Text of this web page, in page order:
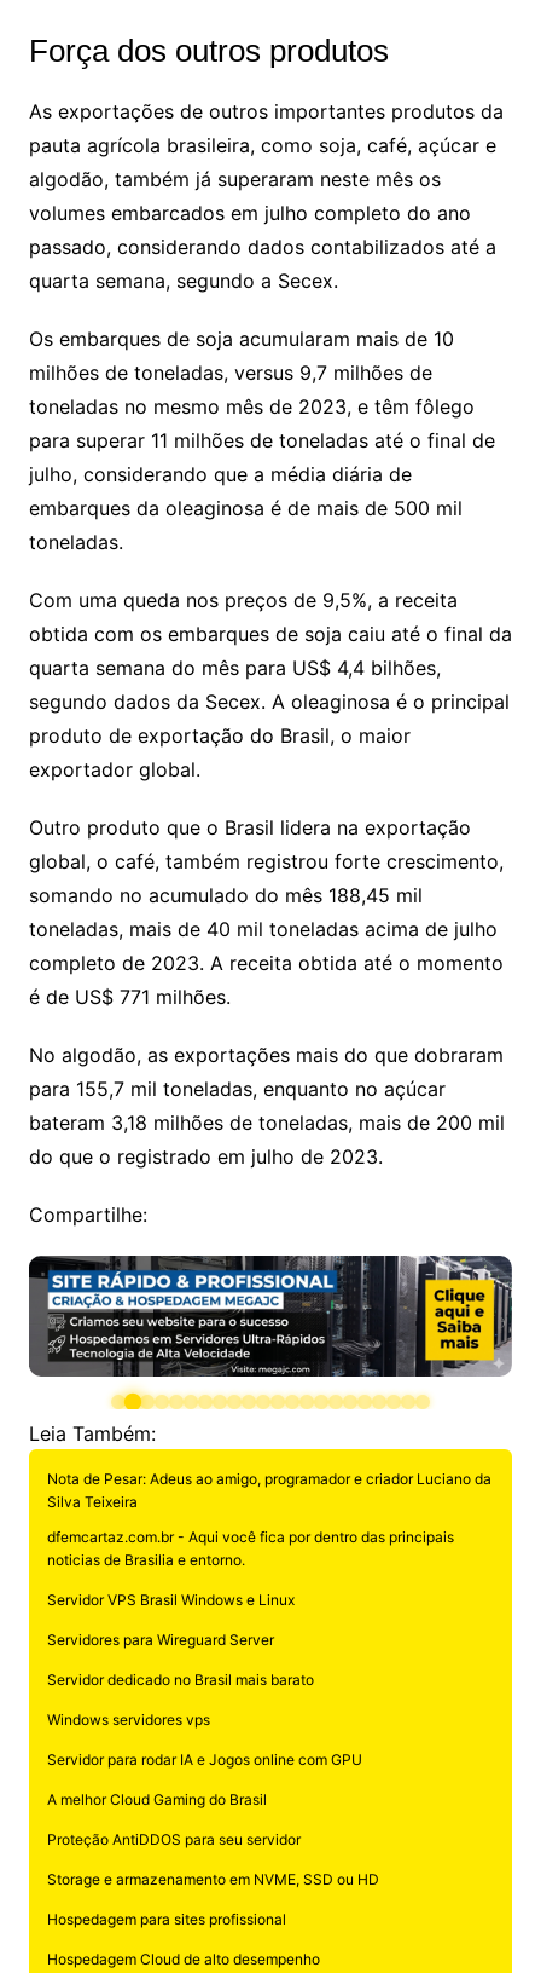
Força dos outros produtos
As exportações de outros importantes produtos da
pauta agrícola brasileira, como soja, café, açúcar e
algodão, também já superaram neste mês os
volumes embarcados em julho completo do ano
passado, considerando dados contabilizados até a
quarta semana, segundo a Secex.
Os embarques de soja acumularam mais de 10
milhões de toneladas, versus 9,7 milhões de
toneladas no mesmo mês de 2023, e têm fôlego
para superar 11 milhões de toneladas até o final de
julho, considerando que a média diária de
embarques da oleaginosa é de mais de 500 mil
toneladas.
Com uma queda nos preços de 9,5%, a receita
obtida com os embarques de soja caiu até o final da
quarta semana do mês para US$ 4,4 bilhões,
segundo dados da Secex. A oleaginosa é o principal
produto de exportação do Brasil, o maior
exportador global.
Outro produto que o Brasil lidera na exportação
global, o café, também registrou forte crescimento,
somando no acumulado do mês 188,45 mil
toneladas, mais de 40 mil toneladas acima de julho
completo de 2023. A receita obtida até o momento
é de US$ 771 milhões.
No algodão, as exportações mais do que dobraram
para 155,7 mil toneladas, enquanto no açúcar
bateram 3,18 milhões de toneladas, mais de 200 mil
do que o registrado em julho de 2023.
Compartilhe:
Leia Também:
Nota de Pesar: Adeus ao amigo, programador e criador Luciano da
Silva Teixeira
dfemcartaz.com.br - Aqui você fica por dentro das principais
noticias de Brasilia e entorno.
Servidor VPS Brasil Windows e Linux
Servidores para Wireguard Server
Servidor dedicado no Brasil mais barato
Windows servidores vps
Servidor para rodar IA e Jogos online com GPU
A melhor Cloud Gaming do Brasil
Proteção AntiDDOS para seu servidor
Storage e armazenamento em NVME, SSD ou HD
Hospedagem para sites profissional
Hospedagem Cloud de alto desempenho